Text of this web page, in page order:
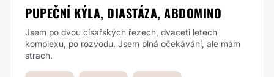
PUPEČNÍ KÝLA, DIASTÁZA, ABDOMINO
Jsem po dvou císařských řezech, dvaceti letech
komplexu, po rozvodu. Jsem plná očekávání, ale mám
strach.